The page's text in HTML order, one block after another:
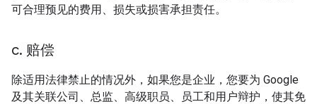
可合理预见的费用、损失或损害承担责任。
c. 赔偿
除适用法律禁止的情况外，如果您是企业，您要为 Google
及其关联公司、总监、高级职员、员工和用户辩护，使其免